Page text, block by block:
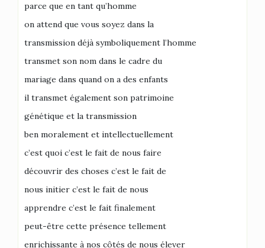
parce que en tant qu’homme
on attend que vous soyez dans la
transmission déjà symboliquement l’homme
transmet son nom dans le cadre du
mariage dans quand on a des enfants
il transmet également son patrimoine
génétique et la transmission
ben moralement et intellectuellement
c’est quoi c’est le fait de nous faire
découvrir des choses c’est le fait de
nous initier c’est le fait de nous
apprendre c’est le fait finalement
peut-être cette présence tellement
enrichissante à nos côtés de nous élever